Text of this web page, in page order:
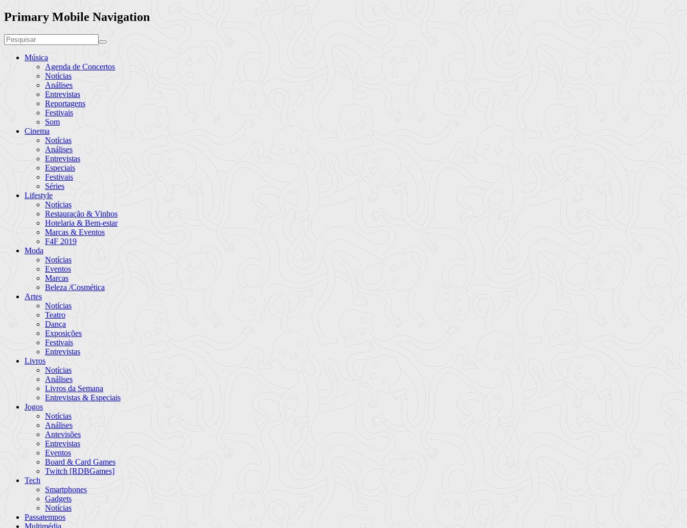
Primary Mobile Navigation
Música
Agenda de Concertos
Notícias
Análises
Entrevistas
Reportagens
Festivais
Som
Cinema
Notícias
Análises
Entrevistas
Especiais
Festivais
Séries
Lifestyle
Notícias
Restauração & Vinhos
Hotelaria & Bem-estar
Marcas & Eventos
F4F 2019
Moda
Notícias
Eventos
Marcas
Beleza /Cosmética
Artes
Notícias
Teatro
Dança
Exposições
Festivais
Entrevistas
Livros
Notícias
Análises
Livros da Semana
Entrevistas & Especiais
Jogos
Notícias
Análises
Antevisões
Entrevistas
Eventos
Board & Card Games
Twitch [RDBGames]
Tech
Smartphones
Gadgets
Notícias
Passatempos
Multimédia